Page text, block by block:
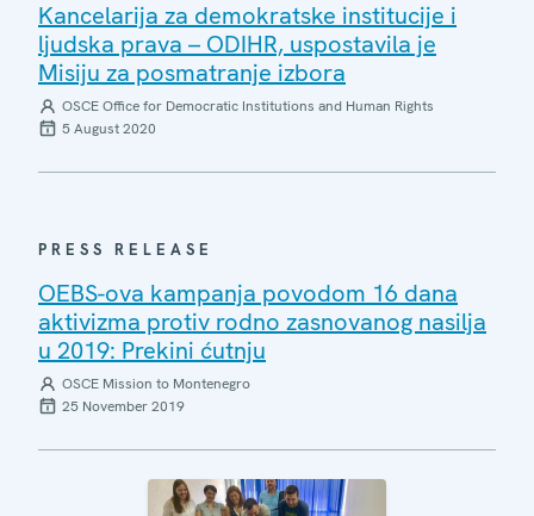
Kancelarija za demokratske institucije i
ljudska prava – ODIHR, uspostavila je
Misiju za posmatranje izbora
OSCE Office for Democratic Institutions and Human Rights
5 August 2020
PRESS RELEASE
OEBS-ova kampanja povodom 16 dana
aktivizma protiv rodno zasnovanog nasilja
u 2019: Prekini ćutnju
OSCE Mission to Montenegro
25 November 2019